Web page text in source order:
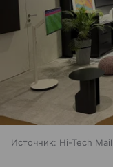
Источник: Hi-Tech Mail